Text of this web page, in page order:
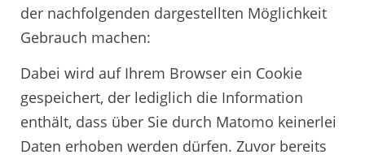
der nachfolgenden dargestellten Möglichkeit
Gebrauch machen:
Dabei wird auf Ihrem Browser ein Cookie
gespeichert, der lediglich die Information
enthält, dass über Sie durch Matomo keinerlei
Daten erhoben werden dürfen. Zuvor bereits